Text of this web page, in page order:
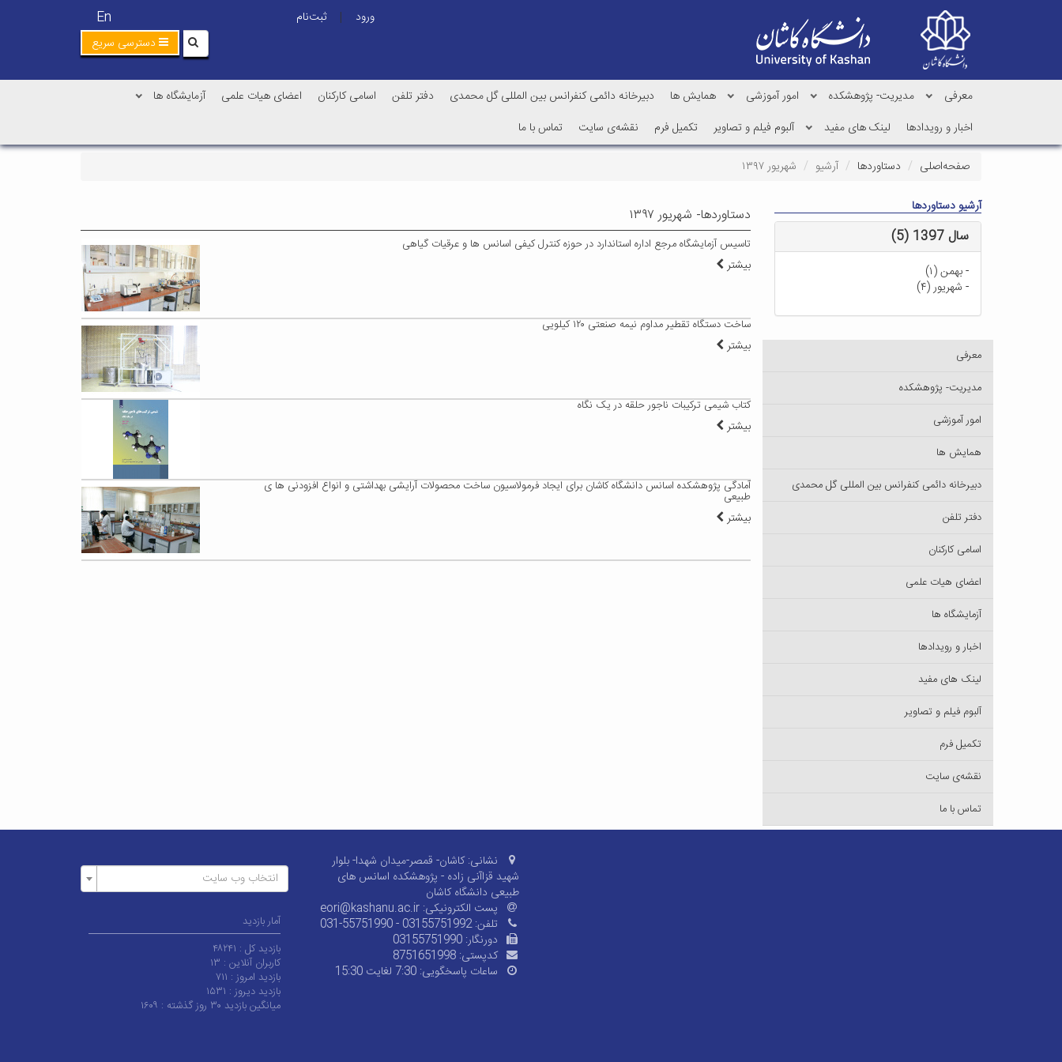
En ورود |
ثبت‌نام
دسترسی سریع
معرفی مدیریت- پژوهشکده امور آموزشی همایش ها دبیرخانه دائمی کنفرانس بین المللی گل محمدی دفتر تلفن اسامی کارکنان اعضای هیات علمی
آزمایشگاه ها
اخبار و رویدادها
لینک های مفید آلبوم فیلم و تصاویر تکمیل فرم نقشه‌ی سایت تماس با ما
صفحه‌اصلی دستاوردها آرشیو شهریور ۱۳۹۷
دستاوردها- شهریور ۱۳۹۷
تاسیس آزمایشگاه مرجع اداره استاندارد در حوزه کنترل کیفی اسانس ها و عرقیات گیاهی
بیشتر
ساخت دستگاه تقطیر مداوم نیمه صنعتی ۱۲۰ کیلویی
بیشتر
کتاب شیمی ترکیبات ناجور حلقه در یک نگاه
بیشتر
آمادگی پژوهشکده اسانس دانشگاه کاشان برای ایجاد فرمولاسیون ساخت محصولات آرایشی بهداشتی و انواع افزودنی ها ی
طبیعی
بیشتر
آرشیو دستاوردها
سال 1397 (5)
-بهمن (۱)
- شهریور (۴)
معرفی
مدیریت- پژوهشکده
امور آموزشی
همایش ها
دبیرخانه دائمی کنفرانس بین المللی گل محمدی
دفتر تلفن
اسامی کارکنان
اعضای هیات علمی
آزمایشگاه ها
اخبار و رویدادها
لینک های مفید
آلبوم فیلم و تصاویر
تکمیل فرم
نقشه‌ی سایت
تماس با ما
نشانی: کاشان- قمصر-میدان شهدا- بلوار
شهید قزاآنی زاده - پژوهشکده اسانس های
طبیعی دانشگاه کاشان
پست الکترونیکی: eori@kashanu.ac.ir
تلفن:031-55751990 - 03155751992
دورنگار: 03155751990
کدپستی: 8751651998
ساعات پاسخگویی: 7:30 لغایت 15:30
انتخاب وب سایت
آمار بازدید
بازدید کل : ۴۸۲۴۱
کاربران آنلاین : ۱۳
بازدید امروز : ۷۱۱
بازدید دیروز : ۱۵۳۱
میانگین بازدید ۳۰ روز گذشته :
۱۶۰۹